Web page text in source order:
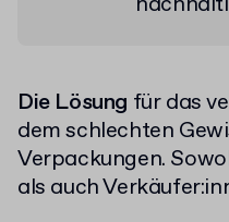
Die Lösung für das
dem schlechten
Verpackungen.
als auch